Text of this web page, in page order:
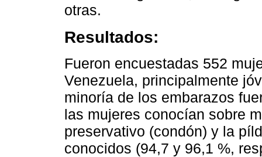
otras.
Resultados:
Fueron encuestadas 552
Venezuela, principalmente
minoría de los embarazos
las mujeres conocían sobre
preservativo (condón) y la
conocidos (94,7 y 96,1 %,